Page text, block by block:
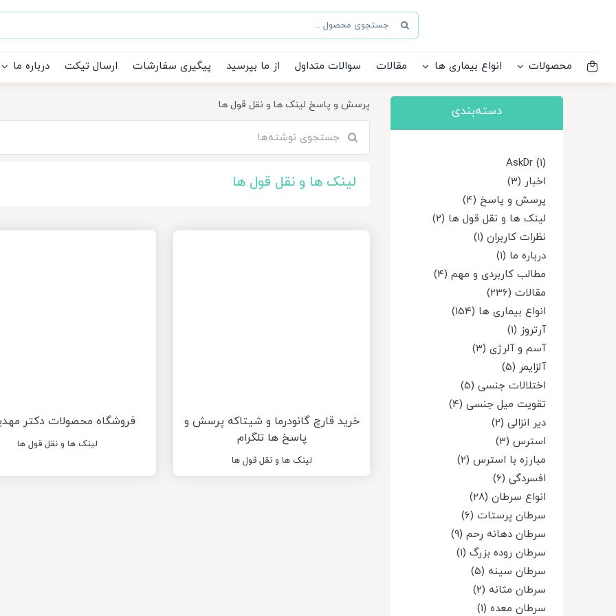
جستجو
برای:
محصولات
انواع بیماری ها مقالات سوالات متداول از ما بپرسید پیگیری سفارشات ارسال تیکت درباره ما
دسته‌بندی
AskDr (1)
اخبار (3)
پرسش و پاسخ (4)
لینک ها و نقل قول ها (2)
نظرات کاربران (1)
درباره ما (1)
مطالب کاربردی و مهم (4)
مقالات (236)
انواع بیماری ها (154)
آرتروز (1)
آسم و آلرژی (3)
آلزایمر (5)
اختلالات جنسی (5)
تقویت میل جنسی (4)
دیر انزالی (2)
استرس (3)
مبارزه با استرس (2)
افسردگی (6)
انواع سرطان (28)
سرطان پرستات (6)
سرطان دهانه رحم (9)
سرطان روده بزرگ (1)
سرطان سینه (5)
سرطان مثانه (2)
سرطان معده (1)
پرسش و پاسخ لینک ها و نقل قول ها
لینک ها و نقل قول ها
خرید قارچ گانودرما و شیتاکه پرسش و
پاسخ ها تلگرام
لینک ها و نقل قول ها
فروشگاه محصولات دکتر
لینک ها و نقل قول ها